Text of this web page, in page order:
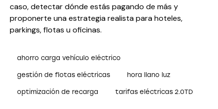
caso, detectar dónde estás pagando de más y
proponerte una estrategia realista para hoteles,
parkings, flotas u oficinas.
ahorro carga vehículo eléctrico
gestión de flotas eléctricas hora llano luz
optimización de recarga tarifas eléctricas 2.0TD